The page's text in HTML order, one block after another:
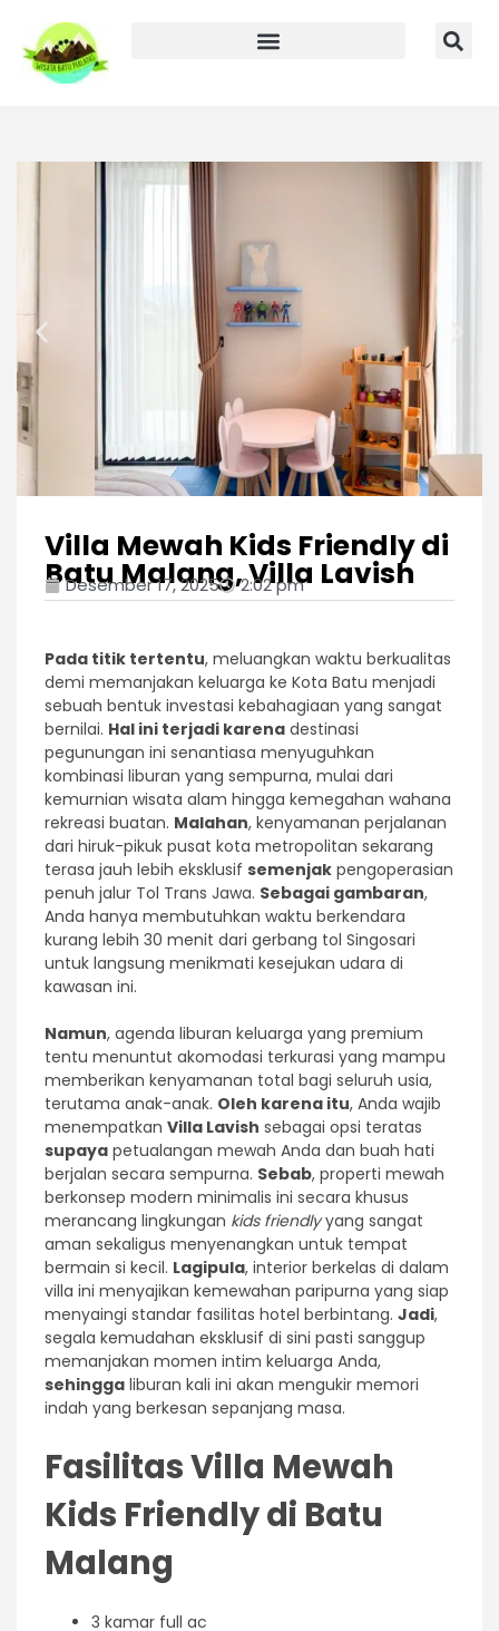
Villa Mewah Kids Friendly di
Batu Malang, Villa Lavish
Desember 17, 2025 2:02 pm
Pada titik tertentu, meluangkan waktu berkualitas
demi memanjakan keluarga ke Kota Batu menjadi
sebuah bentuk investasi kebahagiaan yang sangat
bernilai. Hal ini terjadi karena destinasi
pegunungan ini senantiasa menyuguhkan
kombinasi liburan yang sempurna, mulai dari
kemurnian wisata alam hingga kemegahan wahana
rekreasi buatan. Malahan, kenyamanan perjalanan
dari hiruk-pikuk pusat kota metropolitan sekarang
terasa jauh lebih eksklusif semenjak pengoperasian
penuh jalur Tol Trans Jawa. Sebagai gambaran,
Anda hanya membutuhkan waktu berkendara
kurang lebih 30 menit dari gerbang tol Singosari
untuk langsung menikmati kesejukan udara di
kawasan ini.
Namun, agenda liburan keluarga yang premium
tentu menuntut akomodasi terkurasi yang mampu
memberikan kenyamanan total bagi seluruh usia,
terutama anak-anak. Oleh karena itu, Anda wajib
menempatkan Villa Lavish sebagai opsi teratas
supaya petualangan mewah Anda dan buah hati
berjalan secara sempurna. Sebab, properti mewah
berkonsep modern minimalis ini secara khusus
merancang lingkungan kids friendlyyang sangat
aman sekaligus menyenangkan untuk tempat
bermain si kecil. Lagipula, interior berkelas di dalam
villa ini menyajikan kemewahan paripurna yang siap
menyaingi standar fasilitas hotel berbintang. Jadi,
segala kemudahan eksklusif di sini pasti sanggup
memanjakan momen intim keluarga Anda,
sehingga liburan kali ini akan mengukir memori
indah yang berkesan sepanjang masa.
Fasilitas Villa Mewah
Kids Friendly di Batu
Malang
3 kamar full ac